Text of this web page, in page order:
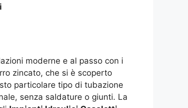
moderne e al passo con i
zincato, che si è scoperto
particolare tipo di tubazione
senza saldature o giunti. La